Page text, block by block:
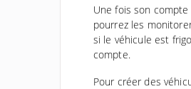
Une fois son
pourrez les
si le véhicule est
compte.
Pour créer des